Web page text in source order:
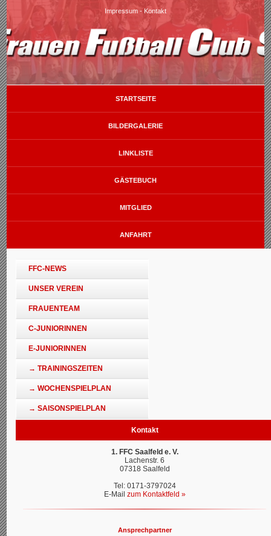
Impressum - Kontakt
STARTSEITE
BILDERGALERIE
LINKLISTE
GÄSTEBUCH
MITGLIED
ANFAHRT
FFC-NEWS
UNSER VEREIN
FRAUENTEAM
C-JUNIORINNEN
E-JUNIORINNEN
→ TRAININGSZEITEN
→ WOCHENSPIELPLAN
→ SAISONSPIELPLAN
Kontakt
1. FFC Saalfeld e. V.
Lachenstr. 6
07318 Saalfeld
Tel: 0171-3797024
E-Mail zum Kontaktfeld »
Ansprechpartner